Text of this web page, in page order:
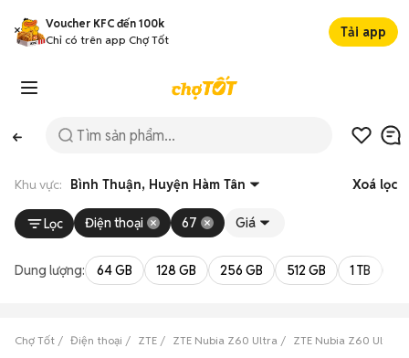
Voucher KFC đến 100k
Chỉ có trên app Chợ Tốt
Tải app
Khu vực: Bình Thuận, Huyện Hàm Tân Xoá lọc
Lọc Điện thoại 67 Giá
Dung lượng: 64 GB 128 GB 256 GB 512 GB 1 TB
Chợ Tốt Điện thoại ZTE ZTE Nubia Z60 Ultra ZTE Nubia Z60 Ultra